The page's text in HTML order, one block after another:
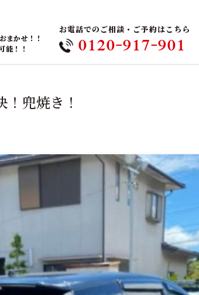
かせ！！
能！！
お電話でのご相談・ご予約はこちら
0120-917-901
兜焼き！